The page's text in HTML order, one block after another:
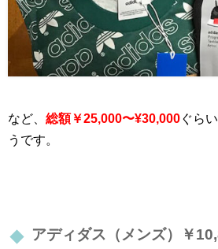
など、 総額￥25,000〜¥30,000ぐら
うです。
アディダス（メンズ）￥